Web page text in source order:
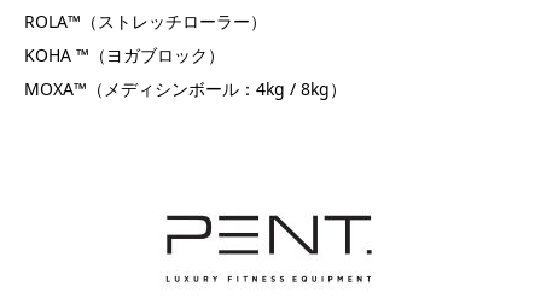
ROLA™（ストレッチローラー）
KOHA ™（ヨガブロック）
MOXA™（メディシンボール：4kg / 8kg）